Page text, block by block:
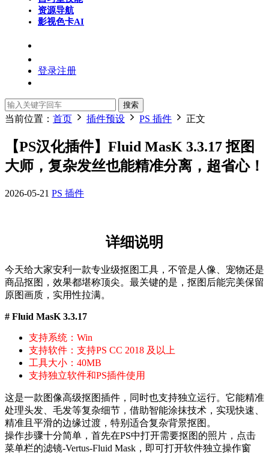
资源导航
影视色卡AI
登录注册
搜索
当前位置： 首页 插件预设 PS 插件 正文
【PS汉化插件】Fluid MasK 3.3.17 抠图
大师，复杂发丝也能精准分离，超省心！
2026-05-21 PS 插件
详细说明
今天给大家安利一款专业级抠图工具，不管是人像、宠物还是
商品抠图，效果都堪称顶尖。最关键的是，抠图后能完美保留
原图画质，实用性拉满。
# Fluid MasK 3.3.17
支持系统：Win
支持软件：支持PS CC 2018 及以上
工具大小：40MB
支持独立软件和PS插件使用
这是一款图像高级抠图插件，同时也支持独立运行。它能精准
处理头发、毛发等复杂细节，借助智能涂抹技术，实现快速、
精准且平滑的边缘过渡，特别适合复杂背景抠图。
操作步骤十分简单，首先在PS中打开需要抠图的照片，点击
菜单栏的滤镜-Vertus-Fluid Mask，即可打开软件独立操作窗